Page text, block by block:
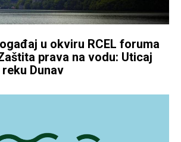
u okviru RCEL foruma
prava na vodu: Uticaj
Dunav